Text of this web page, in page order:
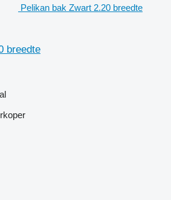
Pelikan bak Zwart 2.20 breedte
breedte